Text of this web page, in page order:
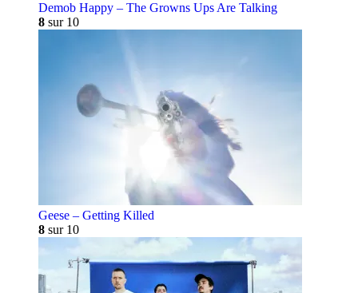
Demob Happy – The Growns Ups Are Talking
8 sur 10
Geese – Getting Killed
8 sur 10